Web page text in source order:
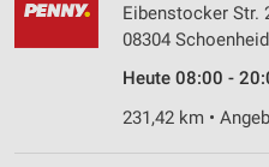
Eibenstocker Str.
08304
Heute 08:00 -
231,42 km •